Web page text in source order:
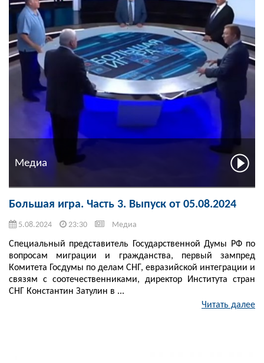
Медиа
Большая игра. Часть 3. Выпуск от 05.08.2024
5.08.2024 23:30 Медиа
Специальный представитель Государственной Думы РФ по
вопросам миграции и гражданства, первый зампред
Комитета Госдумы по делам СНГ, евразийской интеграции и
связям с соотечественниками, директор Института стран
СНГ Константин Затулин в ...
Читать далее